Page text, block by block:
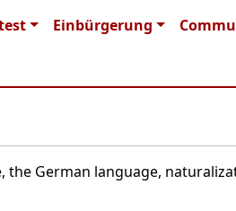
Einbürgerung
German language,